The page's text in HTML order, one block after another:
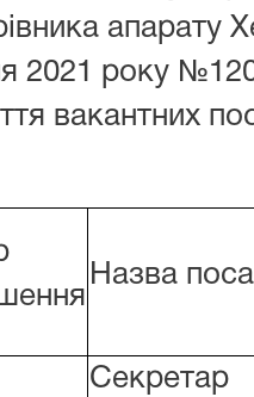
апарату
2021 року
вакантних
Назва
Секретар